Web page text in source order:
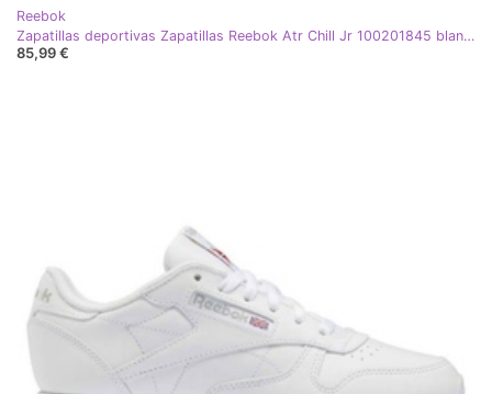
Reebok
Zapatillas deportivas Zapatillas Reebok Atr Chill Jr 100201845 blanco
85,99 €